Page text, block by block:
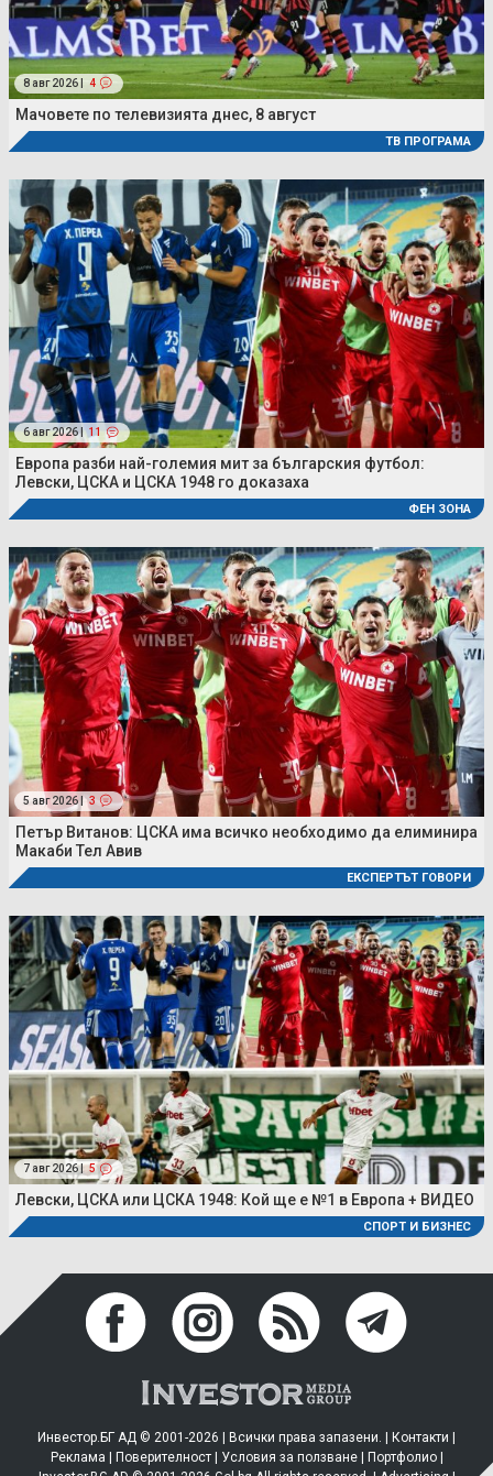
8 авг 2026 | 4
Мачовете по телевизията днес, 8 август
ТВ ПРОГРАМА
6 авг 2026 | 11
Европа разби най-големия мит за българския футбол:
Левски, ЦСКА и ЦСКА 1948 го доказаха
ФЕН ЗОНА
5 авг 2026 | 3
Петър Витанов: ЦСКА има всичко необходимо да елиминира
Макаби Тел Авив
ЕКСПЕРТЪТ ГОВОРИ
7 авг 2026 | 5
Левски, ЦСКА или ЦСКА 1948: Кой ще е №1 в Европа + ВИДЕО
СПОРТ И БИЗНЕС
Инвестор.БГ АД © 2001-2026 | Всички права запазени. | Контакти
Реклама
Поверителност| Условия за ползване| Портфолио|